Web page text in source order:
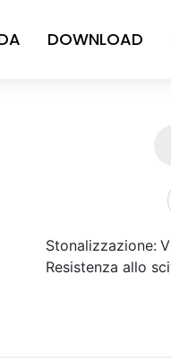
DOWNLOAD
Stonalizzazione:
Resistenza allo